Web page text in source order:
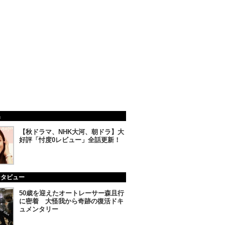
【秋ドラマ、NHK大河、朝ドラ】大
好評「忖度0レビュー」全話更新！
ビュー
50歳を迎えたオートレーサー森且行
に密着 大怪我から奇跡の復活ドキ
ュメンタリー